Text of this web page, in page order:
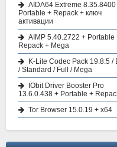
AIDA64 Extreme 8.35.8400
Portable + Repack + ключ
активации
AIMP 5.40.2722 + Portable
Repack + Mega
K-Lite Codec Pack 19.8.5 /
/ Standard / Full / Mega
IObit Driver Booster Pro
13.6.0.438 + Portable +
Tor Browser 15.0.19 + x64